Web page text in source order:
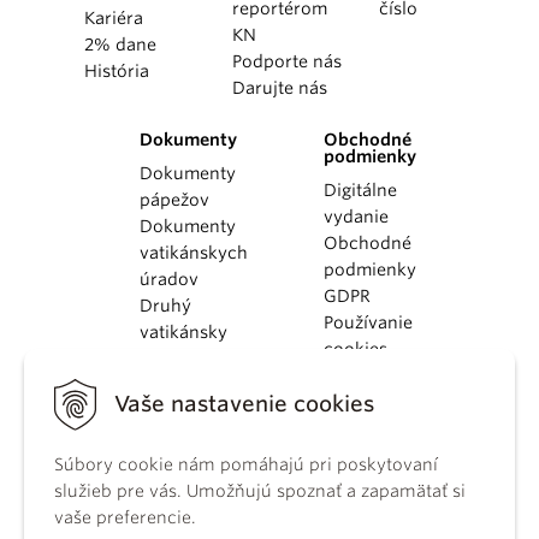
Vaše nastavenie cookies
Súbory cookie nám pomáhajú pri poskytovaní
služieb pre vás. Umožňujú spoznať a zapamätať si
vaše preferencie.
Kariéra
2% dane
História
reportérom
KN
Podporte nás
Darujte nás
číslo
Dokumenty
Dokumenty
pápežov
Dokumenty
vatikánskych
úradov
Druhý
vatikánsky
KBS
kánonického
práva
Katechizmus
Obchodné
podmienky
Digitálne
vydanie
Obchodné
podmienky
GDPR
Používanie
cookies